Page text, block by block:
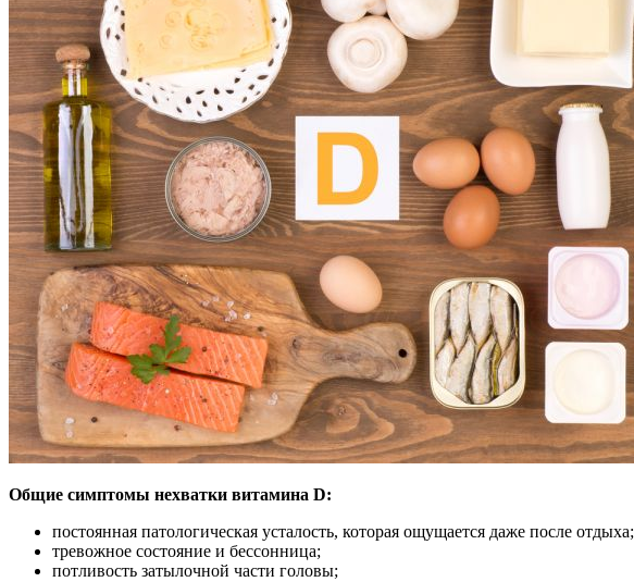
Общие симптомы нехватки витамина D:
постоянная патологическая усталость, которая ощущается даже после отдыха;
тревожное состояние и бессонница;
потливость затылочной части головы;